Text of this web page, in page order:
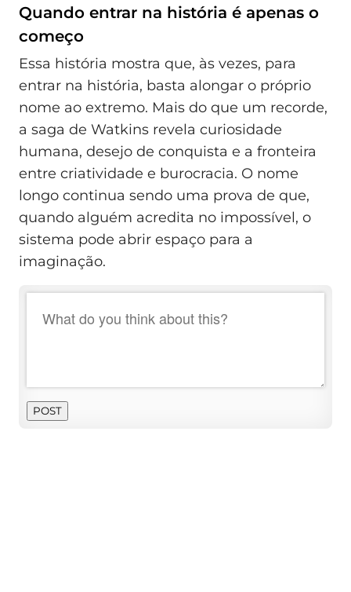
Quando entrar na história é apenas o
começo
Essa história mostra que, às vezes, para
entrar na história, basta alongar o próprio
nome ao extremo. Mais do que um recorde,
a saga de Watkins revela curiosidade
humana, desejo de conquista e a fronteira
entre criatividade e burocracia. O nome
longo continua sendo uma prova de que,
quando alguém acredita no impossível, o
sistema pode abrir espaço para a
imaginação.
POST